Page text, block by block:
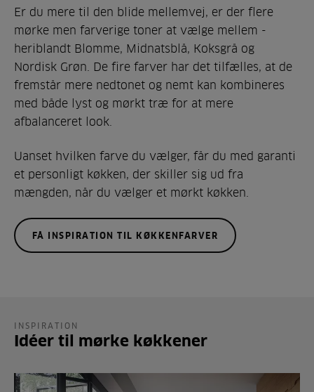
Er du mere til den blide mellemvej, er der flere
mørke men farverige toner at vælge mellem -
heriblandt Blomme, Midnatsblå, Koksgrå og
Nordisk Grøn. De fire farver har det tilfælles, at de
fremstår mere nedtonet og nemt kan kombineres
med både lyst og mørkt træ for at mere
afbalanceret look.
Uanset hvilken farve du vælger, får du med garanti
et personligt køkken, der skiller sig ud fra
mængden, når du vælger et mørkt køkken.
FÅ INSPIRATION TIL KØKKENFARVER
INSPIRATION
Idéer til mørke køkkener